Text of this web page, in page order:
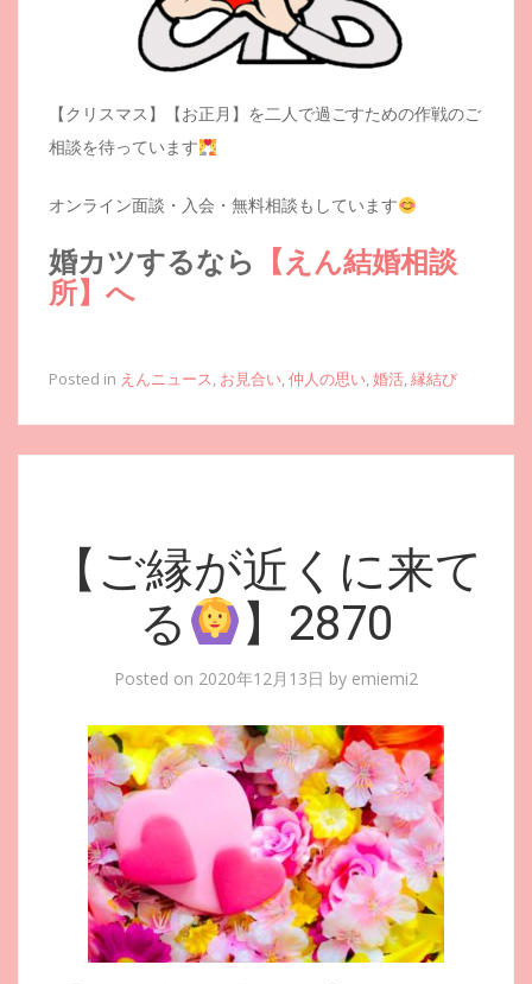
【クリスマス】【お正月】を二人で過ごすための作戦のご
相談を待っています
オンライン面談・入会・無料相談もしています
婚カツするなら
【えん結婚相談
所】へ
Posted in えんニュース, お見合い,仲人の思い,婚活,縁結び
【ご縁が近くに来て
る
】2870
Posted on 2020年12月13日 by emiemi2